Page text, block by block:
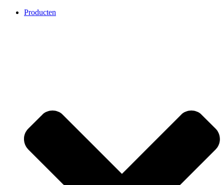
Producten